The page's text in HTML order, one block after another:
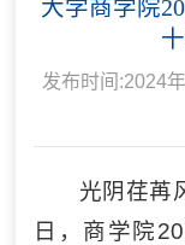
大学商学院
发布时间:2024
光阴荏苒
日，商学院